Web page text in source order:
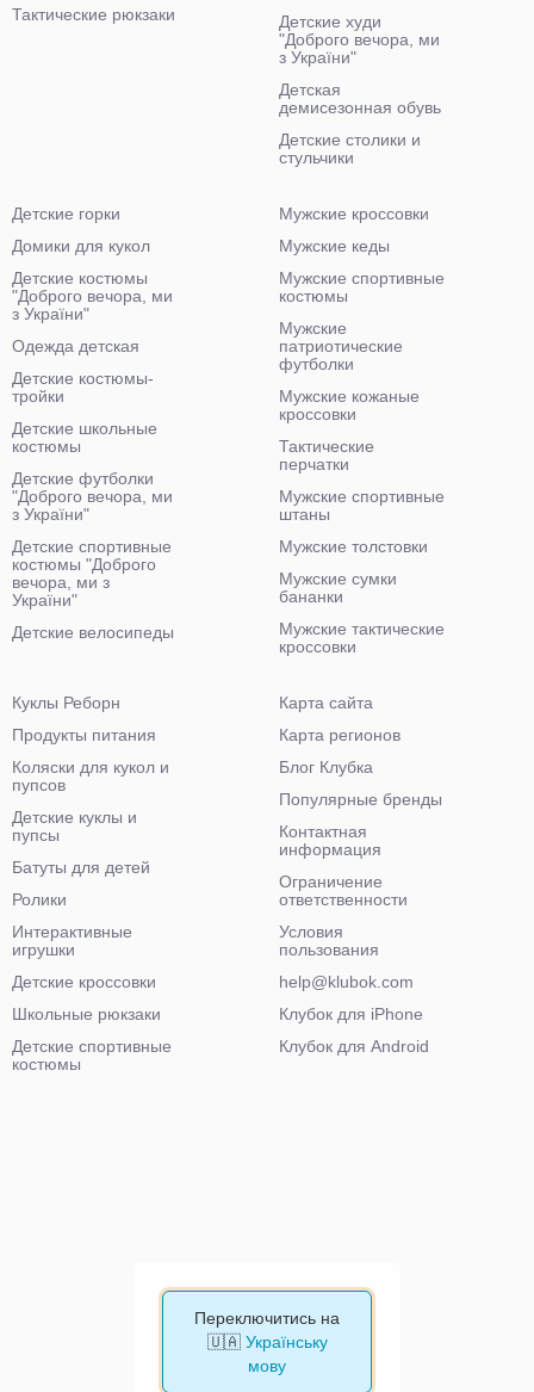
Тактические рюкзаки
Детские худи
"Доброго вечора, ми
з України"
Детская
демисезонная обувь
Детские столики и
стульчики
Детские горки
Домики для кукол
Детские костюмы
"Доброго вечора, ми
з України"
Одежда детская
Детские костюмы-
тройки
Детские школьные
костюмы
Детские футболки
"Доброго вечора, ми
з України"
Детские спортивные
костюмы "Доброго
вечора, ми з
України"
Детские велосипеды
Мужские кроссовки
Мужские кеды
Мужские спортивные
костюмы
Мужские
патриотические
футболки
Мужские кожаные
кроссовки
Тактические
перчатки
Мужские спортивные
штаны
Мужские толстовки
Мужские сумки
бананки
Мужские тактические
кроссовки
Куклы Реборн
Продукты питания
Коляски для кукол и
пупсов
Детские куклы и
пупсы
Батуты для детей
Ролики
Интерактивные
игрушки
Детские кроссовки
Школьные рюкзаки
Детские спортивные
костюмы
Карта сайта
Карта регионов
Блог Клубка
Популярные бренды
Контактная
информация
Ограничение
ответственности
Условия
пользования
help@klubok.com
Клубок для iPhone
Клубок для Android
Переключитись на
🇺🇦 Українську
мову